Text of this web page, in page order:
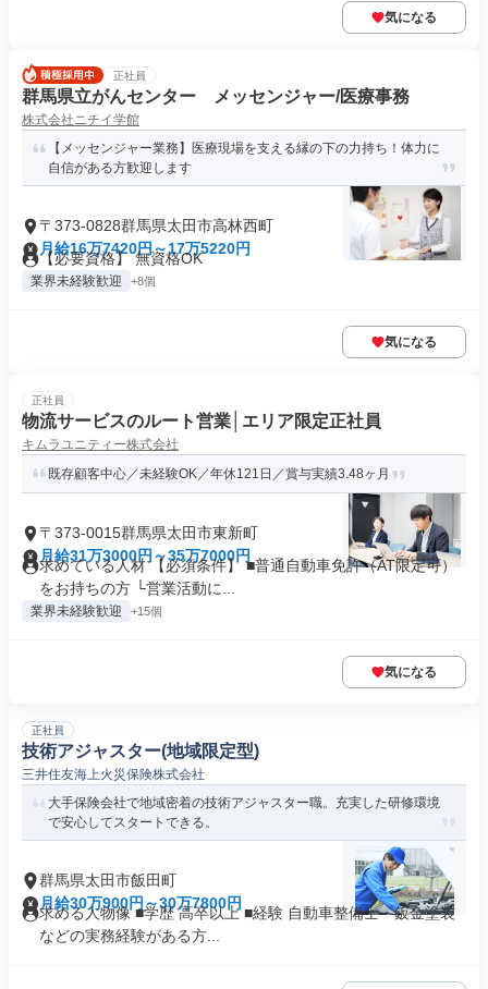
気になる
正社員
群馬県立がんセンター メッセンジャー/医療事務
株式会社ニチイ学館
【メッセンジャー業務】医療現場を支える縁の下の力持ち！体力に
自信がある方歓迎します
〒373-0828群馬県太田市高林西町
月給16万7420円～17万5220円
【必要資格】 無資格OK
業界未経験歓迎 +8個
気になる
正社員
物流サービスのルート営業│エリア限定正社員
キムラユニティー株式会社
既存顧客中心／未経験OK／年休121日／賞与実績3.48ヶ月
〒373-0015群馬県太田市東新町
月給31万3000円～35万7000円
求めている人材 【必須条件】 ■普通自動車免許（AT限定可）
をお持ちの方 └営業活動に...
業界未経験歓迎 +15個
気になる
正社員
技術アジャスター(地域限定型)
三井住友海上火災保険株式会社
大手保険会社で地域密着の技術アジャスター職。充実した研修環境
で安心してスタートできる。
群馬県太田市飯田町
月給30万900円～30万7800円
求める人物像 ■学歴 高卒以上 ■経験 自動車整備士・鈑金塗装
などの実務経験がある方...